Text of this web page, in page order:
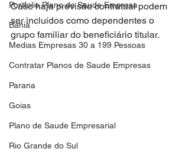
Portfolio Plano de Saude Empresa
Bahia
Medias Empresas 30 a 199 Pessoas
Contratar Planos de Saude Empresas
Parana
Goias
Plano de Saude Empresarial
Rio Grande do Sul
Caso haja previsão contratual podem
ser incluídos como dependentes o
grupo familiar do beneficiário titular.